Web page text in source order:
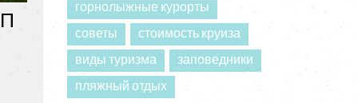
горнолыжные курорты
советы
стоимость круиза
виды туризма
заповедники
пляжный отдых